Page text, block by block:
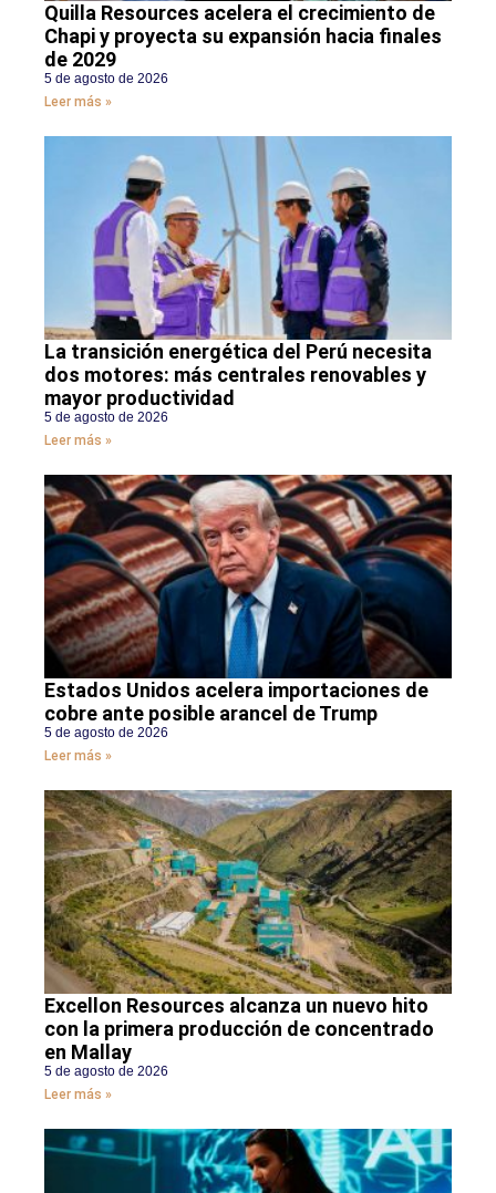
Quilla Resources acelera el crecimiento de
Chapi y proyecta su expansión hacia finales
de 2029
5 de agosto de 2026
Leer más »
La transición energética del Perú necesita
dos motores: más centrales renovables y
mayor productividad
5 de agosto de 2026
Leer más »
Estados Unidos acelera importaciones de
cobre ante posible arancel de Trump
5 de agosto de 2026
Leer más »
Excellon Resources alcanza un nuevo hito
con la primera producción de concentrado
en Mallay
5 de agosto de 2026
Leer más »